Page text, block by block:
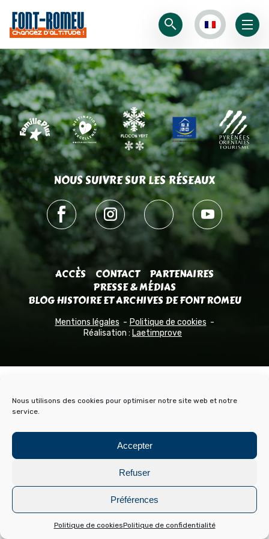
Nous utilisons des cookies pour optimiser notre site web et notre
service.
Accepter
Refuser
Préférences
Politique de cookiesPolitique de confidentialité
NOUS SUIVRE SUR LES RÉSEAUX
ACCÈS CONTACT
PARTENAIRES
PRESSE & MÉDIAS
BLOG HISTOIRE ET ARCHIVES DE FONT ROMEU
Mentions légales
Politique de cookies
Réalisation : Laetimprove